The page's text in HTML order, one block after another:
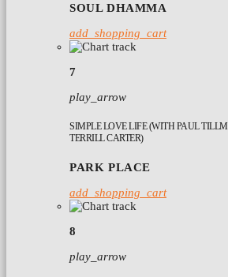
SOUL DHAMMA
add_shopping_cart
7
play_arrow
SIMPLE LOVE LIFE (WITH PAUL
TERRILL CARTER)
PARK PLACE
add_shopping_cart
8
play_arrow